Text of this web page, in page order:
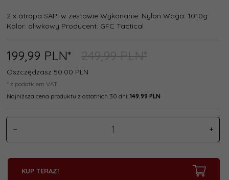
2 x atrapa SAPI w zestawie Wykonanie: Nylon Waga: 1010g
Kolor: oliwkowy Producent: GFC Tactical
199,99 PLN* 249,99 PLN*
Oszczędzasz 50.00 PLN
* z podatkiem VAT
Najniższa cena produktu z ostatnich 30 dni: 149.99 PLN
KUP TERAZ!